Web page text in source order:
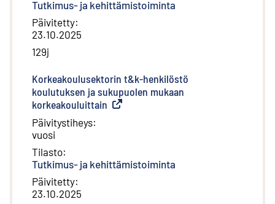
Tutkimus- ja kehittämistoiminta
Päivitetty:
23.10.2025
129j
Korkeakoulusektorin t&k-henkilöstö
koulutuksen ja sukupuolen mukaan
korkeakouluittain Ulkoinen linkki
Päivitystiheys:
vuosi
Tilasto:
Tutkimus- ja kehittämistoiminta
Päivitetty:
23.10.2025